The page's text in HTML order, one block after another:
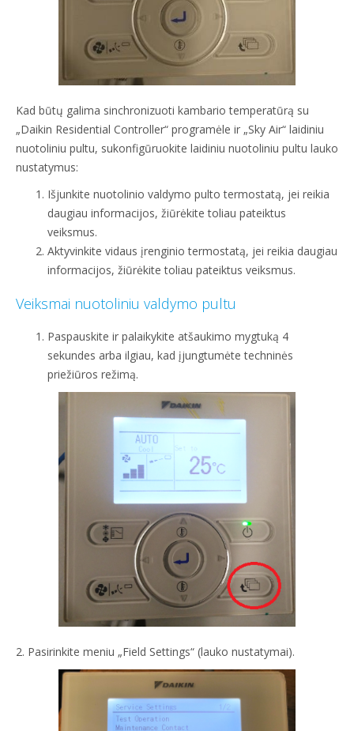
Kad būtų galima sinchronizuoti kambario temperatūrą su
„Daikin Residential Controller“ programėle ir „Sky Air“ laidiniu
nuotoliniu pultu, sukonfigūruokite laidiniu nuotoliniu pultu lauko
nustatymus:
Išjunkite nuotolinio valdymo pulto termostatą, jei reikia
daugiau informacijos, žiūrėkite toliau pateiktus
veiksmus.
Aktyvinkite vidaus įrenginio termostatą, jei reikia daugiau
informacijos, žiūrėkite toliau pateiktus veiksmus.
Veiksmai nuotoliniu valdymo pultu
Paspauskite ir palaikykite atšaukimo mygtuką 4
sekundes arba ilgiau, kad įjungtumėte techninės
priežiūros režimą.
2. Pasirinkite meniu „Field Settings“ (lauko nustatymai).